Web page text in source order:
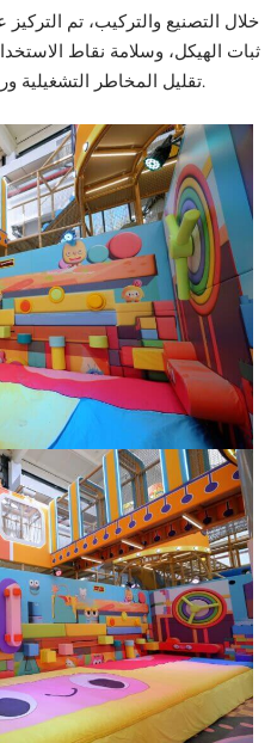
خلال التصنيع والتركيب، تم
ثبات الهيكل، وسلامة نقاط
تقليل المخاطر التشغيلية ورفع عمر المشروع التجاري.